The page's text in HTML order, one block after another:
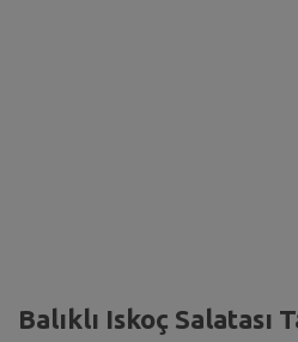
Balıklı Iskoç Salatası